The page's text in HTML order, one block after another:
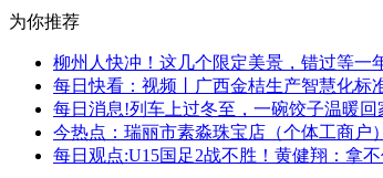
为你推荐
柳州人快冲！这几个限定美景，错过等一
每日快看：视频丨广西金桔生产智慧化标
每日消息!列车上过冬至，一碗饺子温暖回
今热点：瑞丽市素淼珠宝店（个体工商户
每日观点:U15国足2战不胜！黄健翔：拿